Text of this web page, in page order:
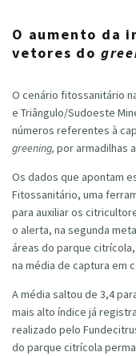
O aumento da
vetores do
O cenário fitossanitário
e Triângulo/Sudoeste
números referentes à
greening, por armadilhas
Os dados que apontam
Fitossanitário, uma
para auxiliar os
o alerta, na segunda
áreas do parque
na média de captura em
A média saltou de 3,4
mais alto índice já
realizado pelo
do parque citrícola